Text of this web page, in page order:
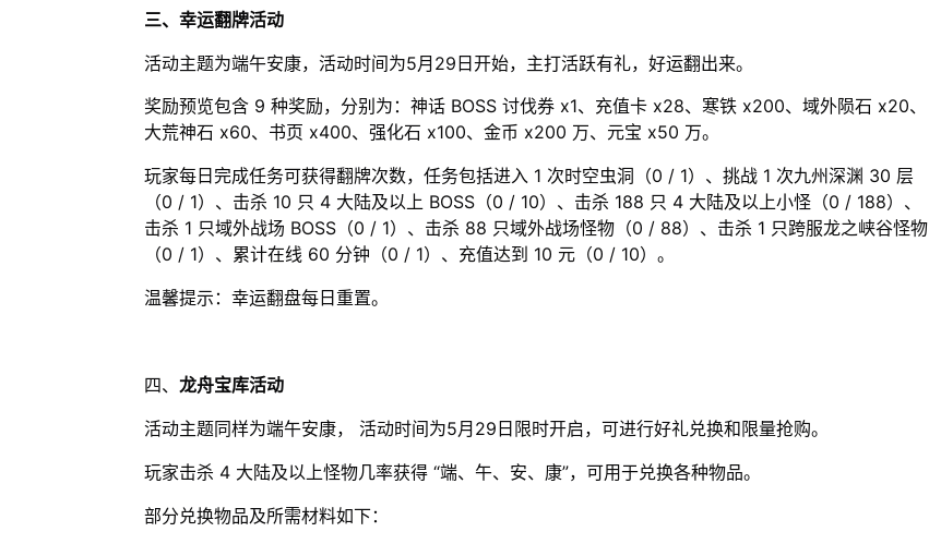
三、幸运翻牌活动
活动主题为端午安康，活动时间为5月29日开始，主打活跃有礼，好运翻出来。
奖励预览包含 9 种奖励，分别为：神话 BOSS 讨伐券 x1、充值卡 x28、寒铁 x200、域外陨石 x20、
大荒神石 x60、书页 x400、强化石 x100、金币 x200 万、元宝 x50 万。
玩家每日完成任务可获得翻牌次数，任务包括进入 1 次时空虫洞（0 / 1）、挑战 1 次九州深渊 30 层
（0 / 1）、击杀 10 只 4 大陆及以上 BOSS（0 / 10）、击杀 188 只 4 大陆及以上小怪（0 / 188）、
击杀 1 只域外战场 BOSS（0 / 1）、击杀 88 只域外战场怪物（0 / 88）、击杀 1 只跨服龙之峡谷怪物
（0 / 1）、累计在线 60 分钟（0 / 1）、充值达到 10 元（0 / 10）。
温馨提示：幸运翻盘每日重置。
四、 龙舟宝库活动
活动主题同样为端午安康， 活动时间为5月29日限时开启，可进行好礼兑换和限量抢购。
玩家击杀 4 大陆及以上怪物几率获得 “端、午、安、康”，可用于兑换各种物品。
部分兑换物品及所需材料如下：